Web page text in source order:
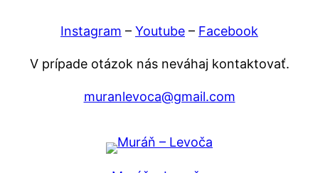
Instagram – Youtube – Facebook
V prípade otázok nás neváhaj kontaktovať.
muranlevoca@gmail.com